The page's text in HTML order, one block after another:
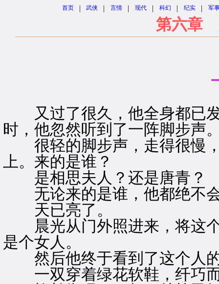
首页 | 武侠 | 言情 | 现代 | 科幻 | 纪实 | 军
第六章
又过了很久，他全身都已发
时，他忽然听到了一阵脚步声
很轻的脚步声，走得很慢，
上。来的是谁？
是相思夫人？还是唐青？
无论来的是谁，他都绝不
天已亮了。
晨光从门外照进来，将这个
是个女人。
然后他终于看到了这个人
一双穿着绿花软鞋，纤巧